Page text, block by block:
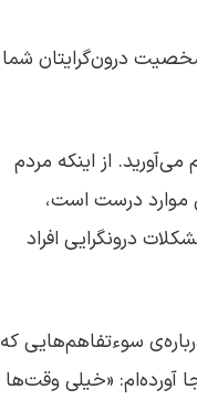
درون‌گرایتان شما
از اینکه مردم
موارد درست است،
درونگرایی افراد
سوءتفاهم‌هایی که
آورده‌ام: «خیلی وقت‌ها